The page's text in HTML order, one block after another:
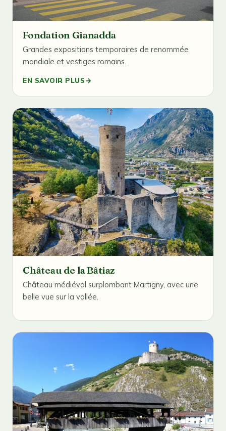
Fondation Gianadda
Grandes expositions temporaires de renommée
mondiale et vestiges romains.
EN SAVOIR PLUS→
Château de la Bâtiaz
Château médiéval surplombant Martigny, avec une
belle vue sur la vallée.